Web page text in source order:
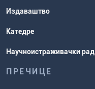
Издаваштво
Катедре
Научноистраживачки рад
ПРЕЧИЦЕ